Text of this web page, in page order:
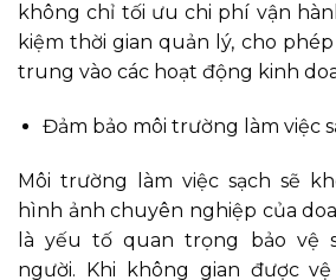
không chỉ tối ưu chi phí vận
kiệm thời gian quản lý, cho
trung vào các hoạt động kinh
Đảm bảo môi trường làm việc
Môi trường làm việc sạch sẽ
hình ảnh chuyên nghiệp của
là yếu tố quan trọng bảo vệ
người. Khi không gian được